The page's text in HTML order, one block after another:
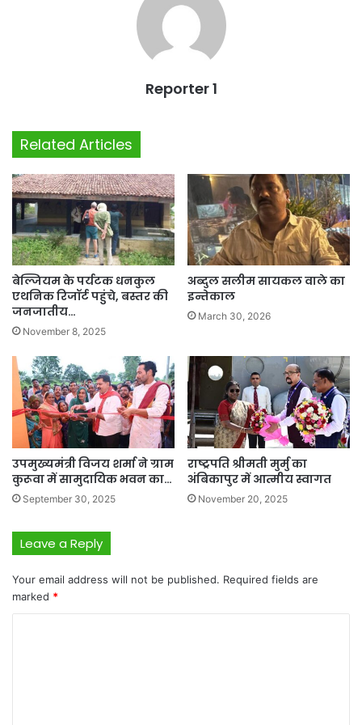
Reporter 1
Related Articles
बेल्जियम के पर्यटक धनकुल
एथनिक रिजॉर्ट पहुंचे, बस्तर की
जनजातीय…
November 8, 2025
अब्दुल सलीम सायकल वाले का
इन्तेकाल
March 30, 2026
उपमुख्यमंत्री विजय शर्मा ने ग्राम
कुरूवा में सामुदायिक भवन का…
September 30, 2025
राष्ट्रपति श्रीमती मुर्मु का
अंबिकापुर में आत्मीय स्वागत
November 20, 2025
Leave a Reply
Your email address will not be published. Required fields are
marked *